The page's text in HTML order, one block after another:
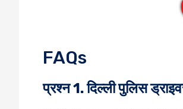
FAQs
प्रश्न 1. दिल्ली पुलिस